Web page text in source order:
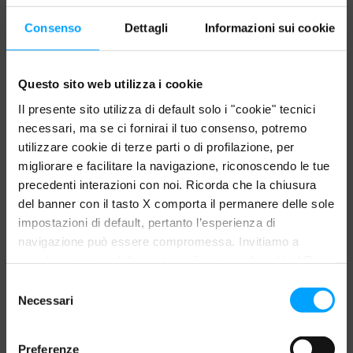
Consenso Dettagli Informazioni sui cookie
Questo sito web utilizza i cookie
Il presente sito utilizza di default solo i "cookie" tecnici
necessari, ma se ci fornirai il tuo consenso, potremo
utilizzare cookie di terze parti o di profilazione, per
migliorare e facilitare la navigazione, riconoscendo le tue
precedenti interazioni con noi. Ricorda che la chiusura
del banner con il tasto X comporta il permanere delle sole
impostazioni di default, pertanto l’esperienza di
navigazione può essere compromessa. Invitiamo a
Privacy Policy.
Necessari
Preferenze
Permette di mantenere lubrificato e in efficienza nel tempo
l’impianto di alimentazione anche in presenza di carburanti con
bassa lubricity quali gasoli con bassissimo tenore di zolfo e
gasoli HVO. Riduce l’attrito tra i componenti meccanici in
movimento, contribuendo al risparmio di carburante e
proteggendo dall’usura e dal grippaggio la pompa di iniezione, la
pompa di alimentazione e gli iniettori.
iniezione contrastando gli effetti dannosi causati dalle piccole
inibisce l’invecchiamento del carburante, evitando la